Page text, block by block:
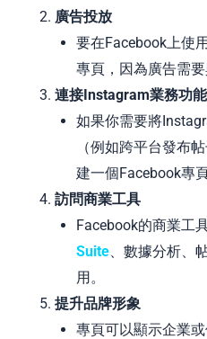
廣告投放
要在Facebook上使
專頁，因為廣告需要
連接Instagram業務功能
如果你需要將
（例如跨平台發布
建一個Facebook專頁
訪問商業工具
Facebook的商業工
Suite 、數據分析、
用。
提升品牌形象
專頁可以顯示企業